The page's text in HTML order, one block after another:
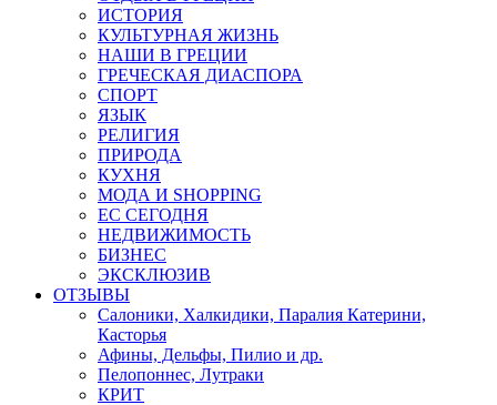
ИСТОРИЯ
КУЛЬТУРНАЯ ЖИЗНЬ
НАШИ В ГРЕЦИИ
ГРЕЧЕСКАЯ ДИАСПОРА
СПОРТ
ЯЗЫК
РЕЛИГИЯ
ПРИРОДА
КУХНЯ
МОДА И SHOPPING
ЕС СЕГОДНЯ
НЕДВИЖИМОСТЬ
БИЗНЕС
ЭКСКЛЮЗИВ
ОТЗЫВЫ
Салоники, Халкидики, Паралия Катерини,
Касторья
Афины, Дельфы, Пилио и др.
Пелопоннес, Лутраки
КРИТ